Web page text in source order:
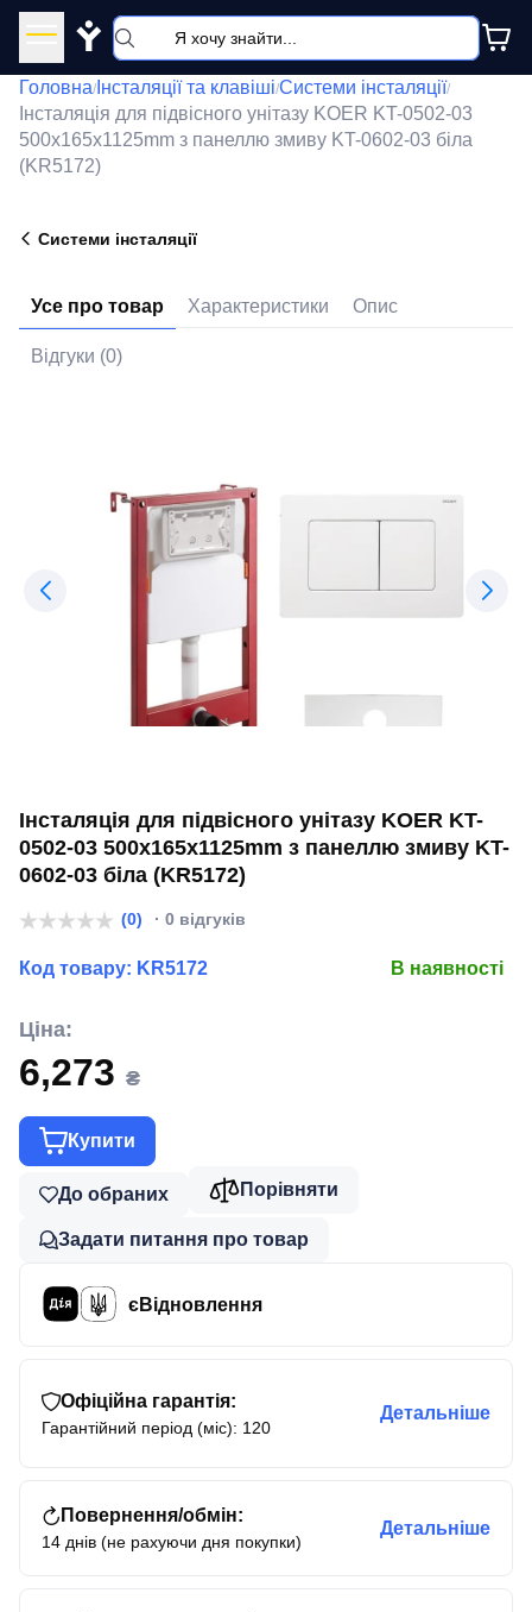
Y
Головна/ Інсталяції та клавіші/Системи інсталяції/
Інсталяція для підвісного унітазу KOER KT-0502-03
500x165x1125mm з панеллю змиву KT-0602-03 біла
(KR5172)
Системи інсталяції
Усе про товар Характеристики Опис
Відгуки (0)
Інсталяція для підвісного унітазу KOER KT-
0502-03 500x165x1125mm з панеллю змиву KT-
0602-03 біла (KR5172)
(0) · 0 відгуків
Код товару: KR5172 В наявності
Ціна:
6,273 ₴
Купити
До обраних Порівняти
Задати питання про товар
єВідновлення
Офіційна гарантія:
Гарантійний період (міс): 120
Детальніше
Повернення/обмін:
14 днів (не рахуючи дня покупки)
Детальніше